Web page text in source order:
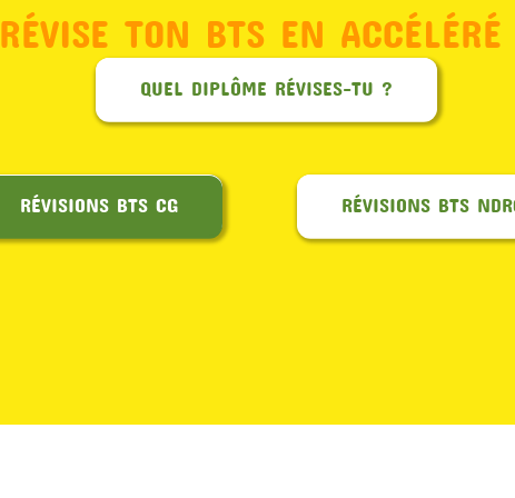
RÉVISE TON BTS EN
QUEL DIPLÔME RÉVISES-TU ?
RÉVISIONS BTS CG RÉVISIONS BTS